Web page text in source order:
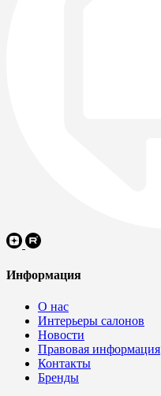
Информация
О нас
Интерьеры салонов
Новости
Правовая информация
Контакты
Бренды